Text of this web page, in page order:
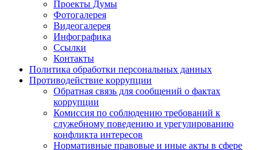
Проекты Думы
Фотогалерея
Видеогалерея
Инфографика
Ссылки
Контакты
Политика обработки персональных данных
Прoтивoдeйствие кoрpупции
Обратная связь для сообщений о фактах
коррупции
Комиссия по соблюдению требований к
служебному поведению и урегулированию
конфликта интересов
Нормативные правовые и иные акты в сфере